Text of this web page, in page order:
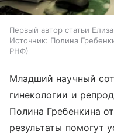
Первый автор статьи
Источник: Полина
РНФ
Младший научный
гинекологии и
Полина Гребенкина
результаты помогут